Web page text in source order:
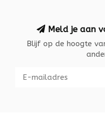
Meld je aan
Blijf op de hoogte